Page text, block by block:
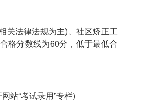
关法律法规为主)、社区矫正工
格分数线为60分，低于最低合
站“考试录用”专栏)